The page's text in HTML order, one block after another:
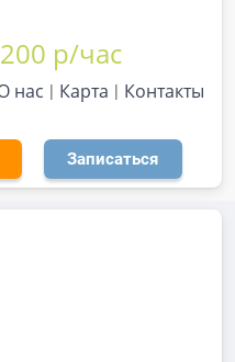
р/час
нас Карта Контакты
Записаться